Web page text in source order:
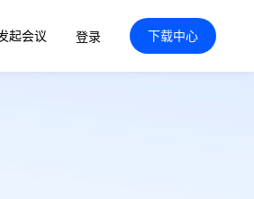
起会议 登录 下载中心